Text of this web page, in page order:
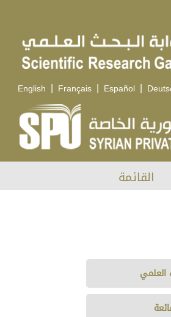
English | Français | Español |
القائمة
العلمي